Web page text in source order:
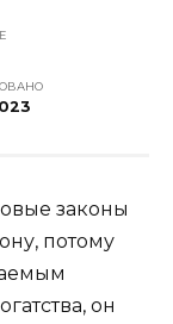
законы
потому
он